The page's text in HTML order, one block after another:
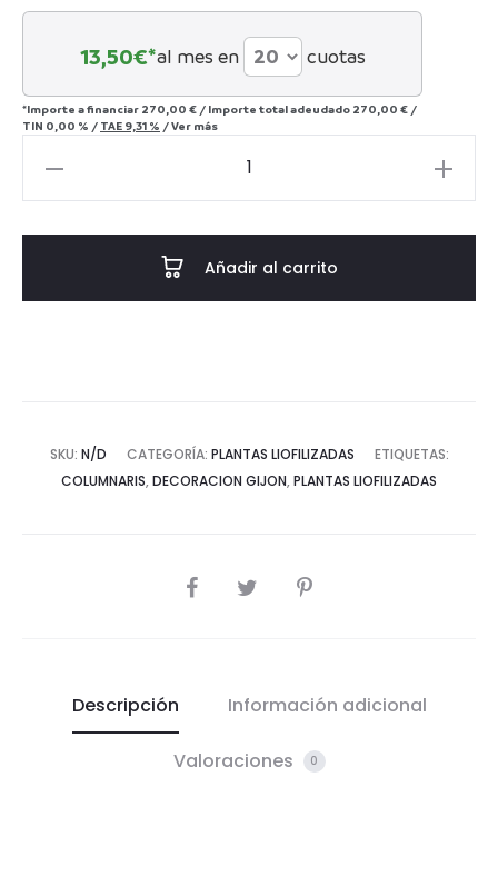
450€
13,50€*al mes en cuotas
*Importe a financiar 270,00 € / Importe total adeudado 270,00 € /
TIN 0,00 % / TAE 9,31 % /Ver más
Añadir al carrito
SKU: N/D CATEGORÍA: PLANTAS LIOFILIZADAS
ETIQUETAS:
COLUMNARIS, DECORACION GIJON, PLANTAS LIOFILIZADAS
COMPARTIR
Descripción Información adicional
Valoraciones 0